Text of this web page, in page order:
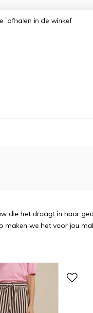
`afhalen in de winkel`
die het draagt in haar
we het voor jou